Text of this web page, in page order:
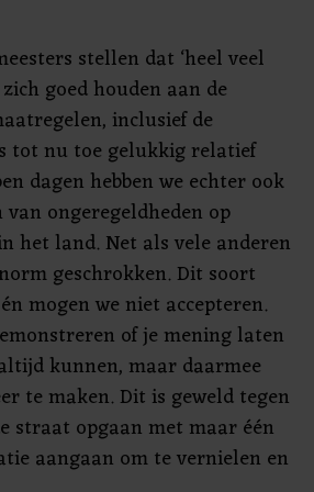
stellen dat ‘heel veel
zich goed houden aan de
inclusief de
tot nu toe gelukkig relatief
dagen hebben we echter ook
van ongeregeldheden op
het land. Net als vele anderen
geschrokken. Dit soort
mogen we niet accepteren.
of je mening laten
kunnen, maar daarmee
te maken. Dit is geweld tegen
straat opgaan met maar één
aangaan om te vernielen en